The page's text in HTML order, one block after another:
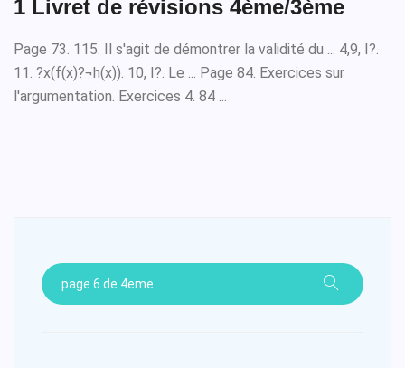
1 Livret de révisions 4ème/3ème
Page 73. 115. Il s'agit de démontrer la validité du ... 4,9, I?.
11. ?x(f(x)?¬h(x)). 10, I?. Le ... Page 84. Exercices sur
l'argumentation. Exercices 4. 84 ...